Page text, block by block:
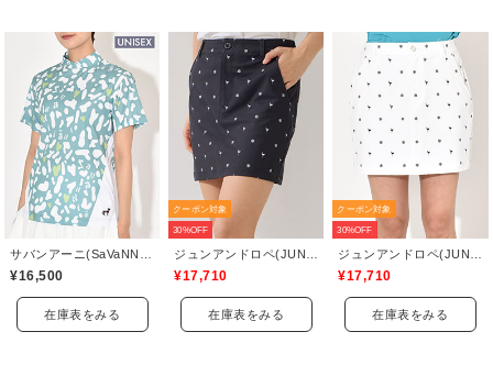
¥16,500
在庫表をみる
クーポン対象
30%OFF
¥17,710
在庫表をみる
クーポン対象
30%OFF
¥17,710
在庫表をみる